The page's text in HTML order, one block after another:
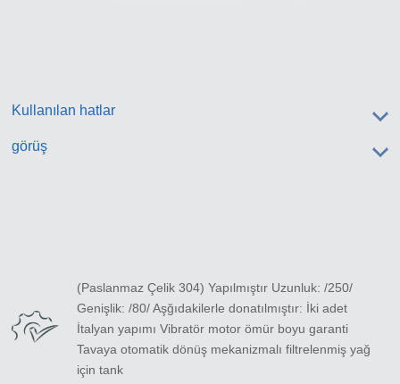
Kullanılan hatlar
görüş
(Paslanmaz Çelik 304) Yapılmıştır Uzunluk: /250/
Genişlik: /80/ Aşğıdakilerle donatılmıştır: İki adet
İtalyan yapımı Vibratör motor ömür boyu garanti
Tavaya otomatik dönüş mekanizmalı filtrelenmiş yağ
için tank